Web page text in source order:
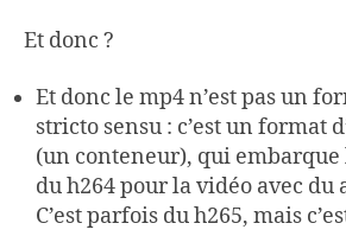
Et donc ?
Et donc le mp4 n’est pas un
stricto sensu : c’est un format
(un conteneur), qui embarque
du h264 pour la vidéo avec du
C’est parfois du h265, mais